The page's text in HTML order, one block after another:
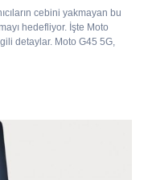
cebini yakmayan bu
hedefliyor. İşte Moto
detaylar. Moto G45 5G,